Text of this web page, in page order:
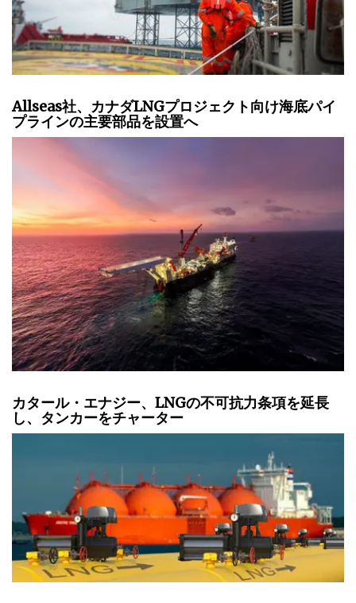
Allseas社、カナダLNGプロジェクト向け海底パイ
プラインの主要部品を設置へ
カタール・エナジー、LNGの不可抗力条項を延長
し、タンカーをチャーター